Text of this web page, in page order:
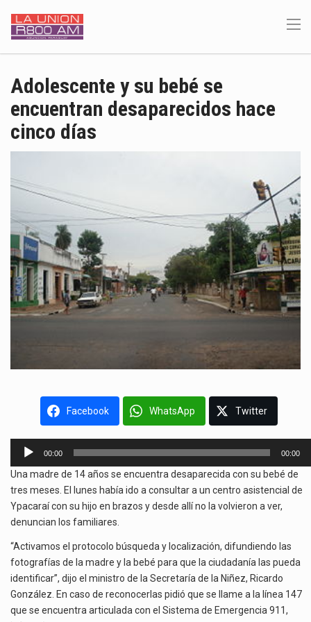
Adolescente y su bebé se
encuentran desaparecidos hace
cinco días
Facebook WhatsApp Twitter
Reproductor
audio
00:00 00:00
Una madre de 14 años se encuentra desaparecida con su bebé de
tres meses. El lunes había ido a consultar a un centro asistencial de
Ypacaraí con su hijo en brazos y desde allí no la volvieron a ver,
denuncian los familiares.
“Activamos el protocolo búsqueda y localización, difundiendo las
fotografías de la madre y la bebé para que la ciudadanía las pueda
identificar”, dijo el ministro de la Secretaría de la Niñez, Ricardo
González. En caso de reconocerlas pidió que se llame a la línea 147
que se encuentra articulada con el Sistema de Emergencia 911,